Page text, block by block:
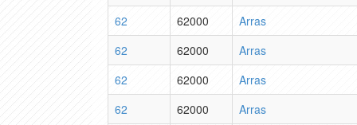
62
62000
Arras
62
62000
Arras
62
62000
Arras
62
62000
Arras